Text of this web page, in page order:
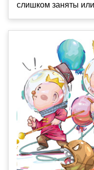
слишком заняты